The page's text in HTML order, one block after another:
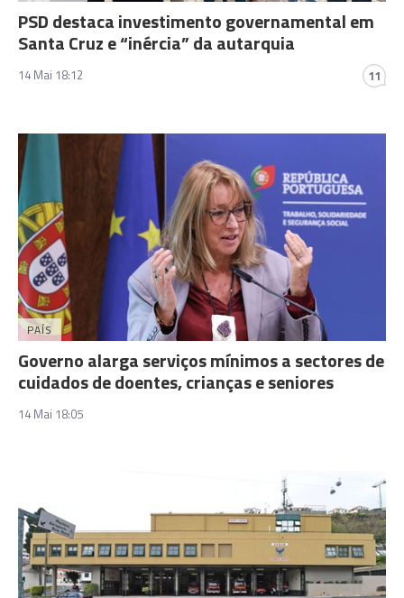
PSD destaca investimento governamental em
Santa Cruz e “inércia” da autarquia
14 Mai 18:12 11
PAÍS
Governo alarga serviços mínimos a sectores de
cuidados de doentes, crianças e seniores
14 Mai 18:05